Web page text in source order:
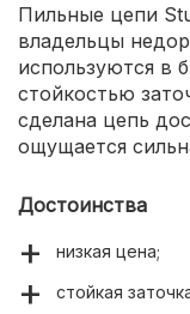
Пильные цепи
владельцы
используются в
стойкостью
сделана цепь
ощущается
Достоинства
низкая цена;
стойкая